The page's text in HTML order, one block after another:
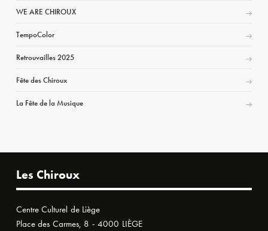
WE ARE CHIROUX
TempoColor
Retrouvailles 2025
Fête des Chiroux
La Fête de la Musique
Les Chiroux
Centre Culturel de Liège
Place des Carmes, 8 - 4000 LIÈGE